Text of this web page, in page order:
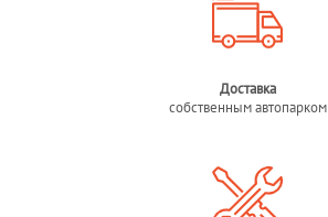
Доставка
собственным автопарком